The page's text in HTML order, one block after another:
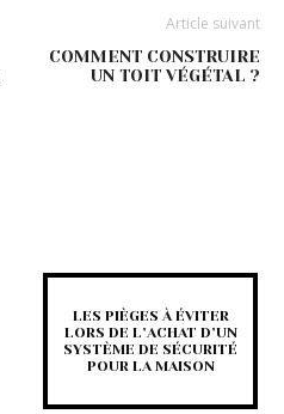
Article suivant
COMMENT CONSTRUIRE
UN TOIT VÉGÉTAL ?
LES PIÈGES À ÉVITER
LORS DE L’ACHAT D’UN
SYSTÈME DE SÉCURITÉ
POUR LA MAISON